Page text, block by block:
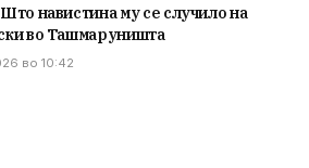
навистина му се случило на
во Ташмаруништа
во 10:42